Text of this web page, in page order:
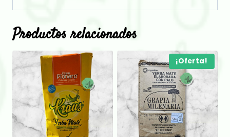
Productos relacionados
¡Oferta!